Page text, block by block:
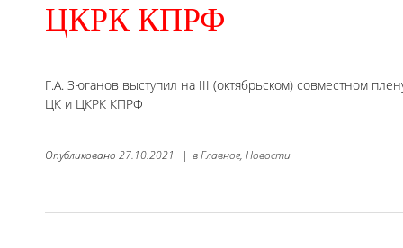
ЦКРК КПРФ
Г.А. Зюганов выступил на III (октябрьском) совместном
ЦК и ЦКРК КПРФ
Опубликовано 27.10.2021 | вГлавное, Новости